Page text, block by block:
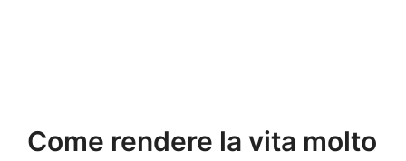
Come rendere la vita molto